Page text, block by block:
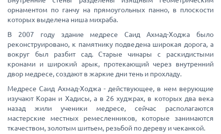
орнаментом по ганчу на прямоугольных панно, в плоскости
которых выделена ниша михраба.
В 2007 году здание медресе Саид Ахмад-Ходжа было
реконструировано, к памятнику подведена широкая дорога, а
вокруг был разбит сад. Старые чинары с раскидистыми
кронами и широкий арык, протекающий через внутренний
двор медресе, создают в жаркие дни тень и прохладу.
Медресе Саид Ахмад-Ходжа - действующее, в нем верующие
изучают Коран и Хадисы, а в 26 худжрах, в которых два века
назад жили ученики медресе, сейчас располагаются
мастерские местных ремесленников, которые занимаются
ткачеством, золотым шитьем, резьбой по дереву и чеканкой.